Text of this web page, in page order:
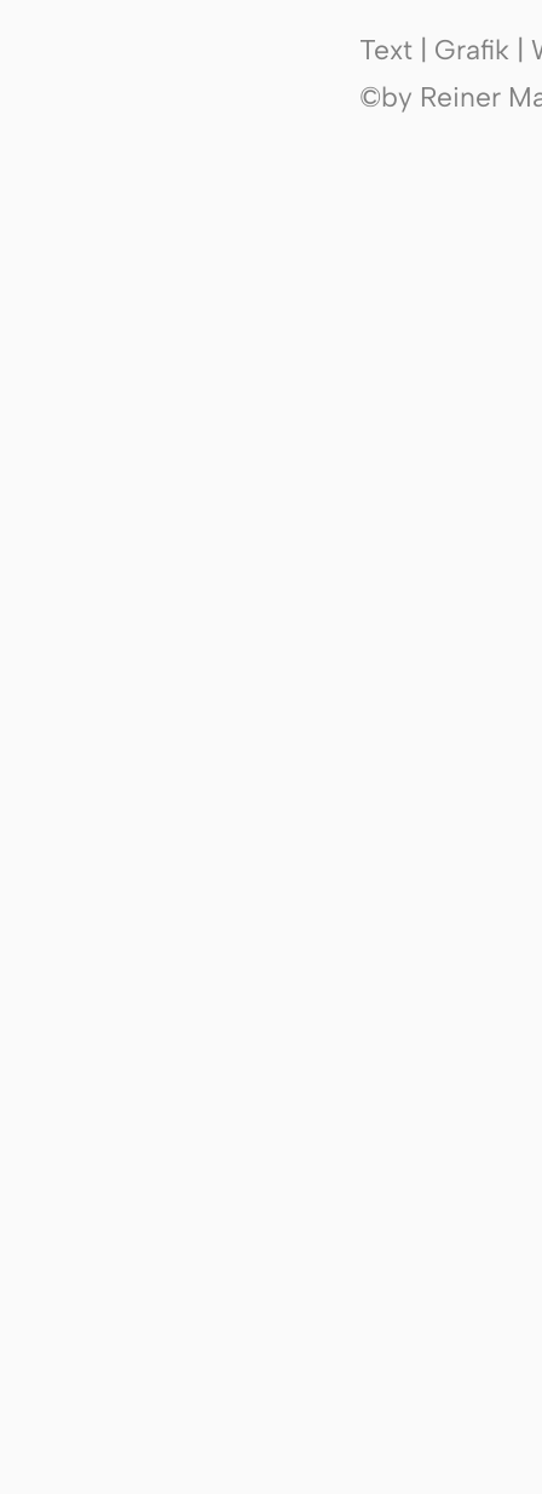
Text | Grafik |
©by Reiner